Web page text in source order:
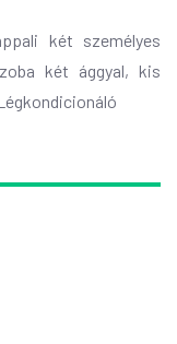
két személyes
két ággyal, kis